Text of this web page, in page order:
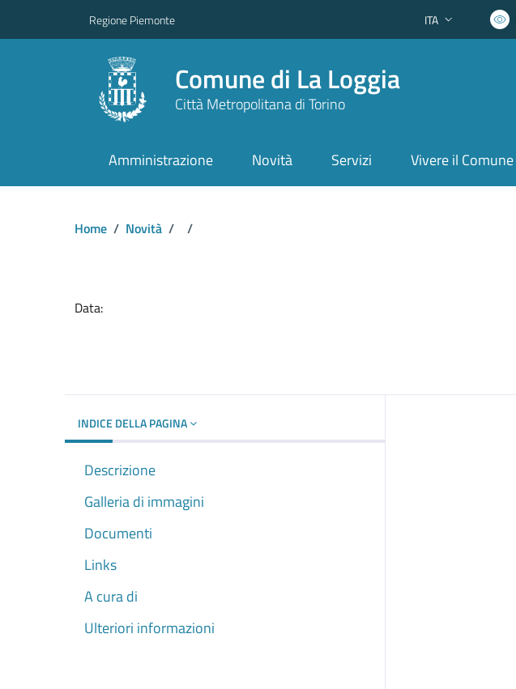
Regione Piemonte Lingua attiva:
ITA
Comune di La Loggia
Città Metropolitana di Torino
Amministrazione Novità Servizi Vivere il Comune
Home / Novità / /
Data:
INDICE DELLA PAGINA
Descrizione
Galleria di immagini
Documenti
Links
A cura di
Ulteriori informazioni